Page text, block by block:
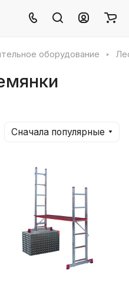
оборудование
Сначала популярные